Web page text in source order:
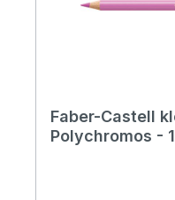
Faber-Castell
Polychromos -